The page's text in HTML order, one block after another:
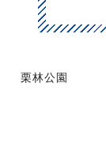
栗林公園